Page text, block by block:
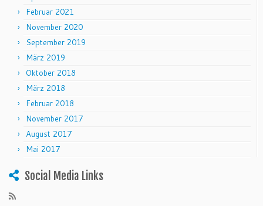
Februar 2021
November 2020
September 2019
März 2019
Oktober 2018
März 2018
Februar 2018
November 2017
August 2017
Mai 2017
Social Media Links